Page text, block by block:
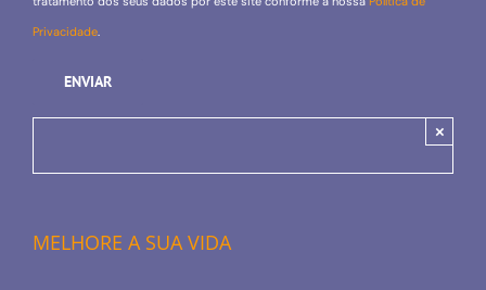
Privacidade.
×
MELHORE A SUA VIDA